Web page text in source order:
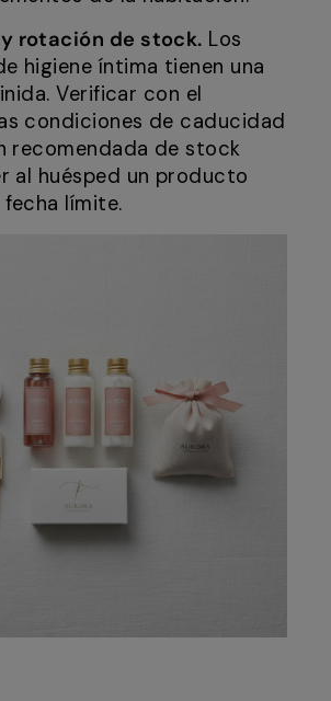
rotación de stock. Los
higiene íntima tienen una
Verificar con el
condiciones de caducidad
recomendada de stock
al huésped un producto
límite.